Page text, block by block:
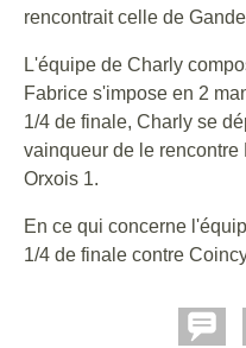
rencontrait celle de
L'équipe de Charly
Fabrice s'impose en 2
1/4 de finale, Charly se
vainqueur de le rencontre
Orxois 1.
En ce qui concerne
1/4 de finale contre